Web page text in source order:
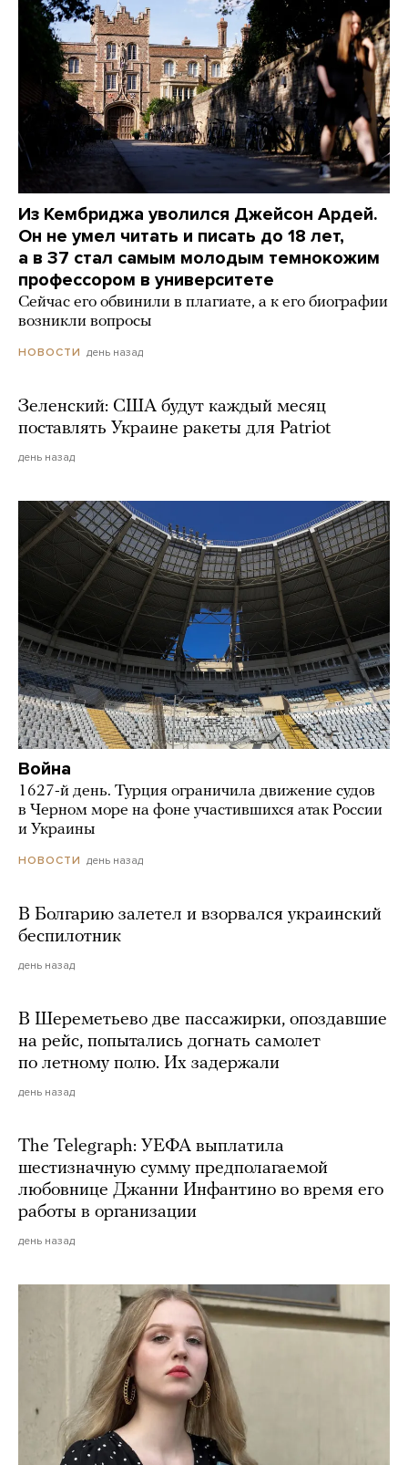
Из Кембриджа уволился Джейсон Ардей.
Он не умел читать и писать до 18 лет,
а в 37 стал самым молодым темнокожим
профессором в университете
Сейчас его обвинили в плагиате, а к его биографии
возникли вопросы
НОВОСТИ день назад
Зеленский: США будут каждый месяц
поставлять Украине ракеты для Patriot
день назад
Война
1627-й день. Турция ограничила движение судов
в Черном море на фоне участившихся атак России
и Украины
НОВОСТИ день назад
В Болгарию залетел и взорвался украинский
беспилотник
день назад
В Шереметьево две пассажирки, опоздавшие
на рейс, попытались догнать самолет
по летному полю. Их задержали
день назад
The Telegraph: УЕФА выплатила
шестизначную сумму предполагаемой
любовнице Джанни Инфантино во время его
работы в организации
день назад